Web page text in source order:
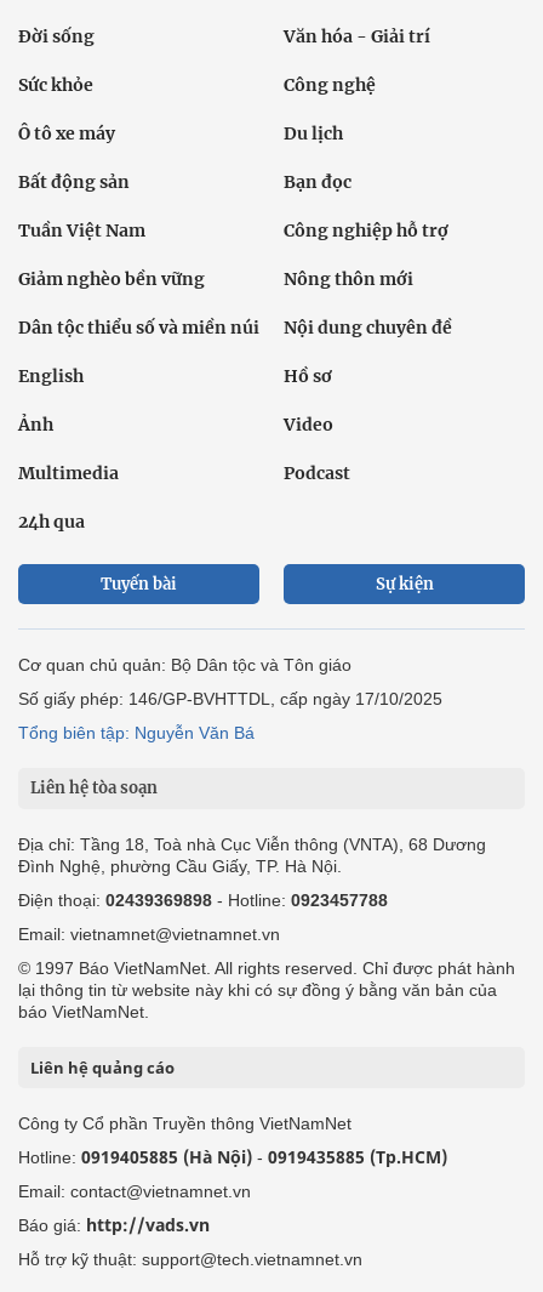
Đời sống Văn hóa - Giải trí
Sức khỏe Công nghệ
Ô tô xe máy Du lịch
Bất động sản Bạn đọc
Tuần Việt Nam Công nghiệp hỗ trợ
Giảm nghèo bền vững Nông thôn mới
Dân tộc thiểu số và miền núi Nội dung chuyên đề
English Hồ sơ
Ảnh Video
Multimedia Podcast
24h qua
Tuyến bài Sự kiện
Cơ quan chủ quản: Bộ Dân tộc và Tôn giáo
Số giấy phép: 146/GP-BVHTTDL, cấp ngày 17/10/2025
Tổng biên tập: Nguyễn Văn Bá
Liên hệ tòa soạn
Địa chỉ: Tầng 18, Toà nhà Cục Viễn thông (VNTA), 68 Dương
Đình Nghệ, phường Cầu Giấy, TP. Hà Nội.
Điện thoại: 02439369898 - Hotline: 0923457788
Email: vietnamnet@vietnamnet.vn
© 1997 Báo VietNamNet. All rights reserved. Chỉ được phát hành
lại thông tin từ website này khi có sự đồng ý bằng văn bản của
báo VietNamNet.
Liên hệ quảng cáo
Công ty Cổ phần Truyền thông VietNamNet
Hotline: 0919405885 (Hà Nội) - 0919435885 (Tp.HCM)
Email: contact@vietnamnet.vn
Báo giá: http://vads.vn
Hỗ trợ kỹ thuật: support@tech.vietnamnet.vn